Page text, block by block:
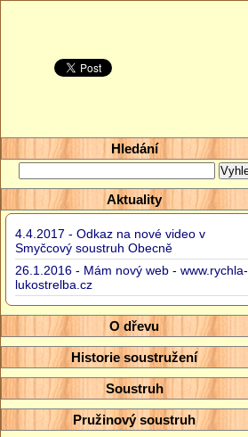
Hledání
Aktuality
4.4.2017 - Odkaz na nové video v
Smyčcový soustruh Obecně
26.1.2016 - Mám nový web - www.rychla-
lukostrelba.cz
O dřevu
Historie soustružení
Soustruh
Pružinový soustruh